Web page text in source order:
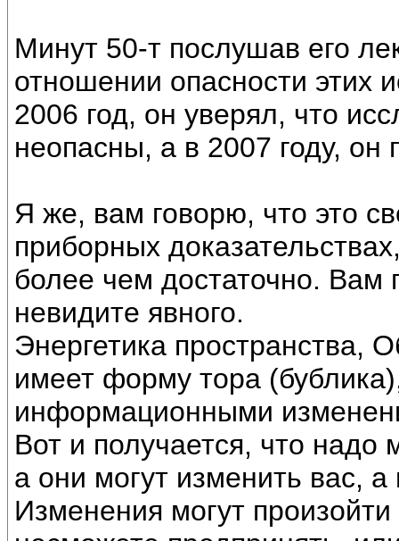
Минут 50-т послушав его
отношении опасности этих
2006 год, он уверял, что
неопасны, а в 2007 году, он
Я же, вам говорю, что это
приборных
более чем достаточно. Вам
невидите явного.
Энергетика пространства,
имеет форму тора
информационными
Вот и получается, что
а они могут изменить вас,
Изменения могут